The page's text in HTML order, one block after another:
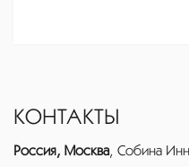
КОНТАКТЫ
Россия, Москва, Собина